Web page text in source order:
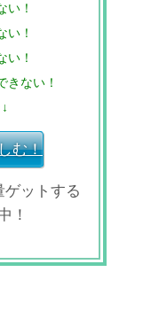
い！
い！
い！
きない！
む！
ットする
！